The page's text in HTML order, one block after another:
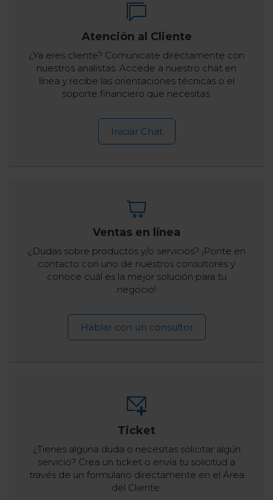
Atención al Cliente
¿Ya eres cliente? Comunicate directamente con
nuestros analistas. Accede a nuestro chat en
línea y recibe las orientaciones técnicas o el
soporte financiero que necesitas.
Iniciar Chat
Ventas en línea
¿Dudas sobre productos y/o servicios? ¡Ponte en
contacto con uno de nuestros consultores y
conoce cuál es la mejor solución para tu
negocio!
Hablar con un consultor
Ticket
¿Tienes alguna duda o necesitas solicitar algún
servicio? Crea un ticket o envía tu solicitud a
través de un formulario directamente en el Área
del Cliente.